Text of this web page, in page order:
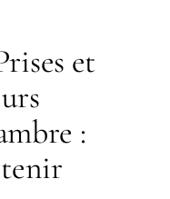
et
: